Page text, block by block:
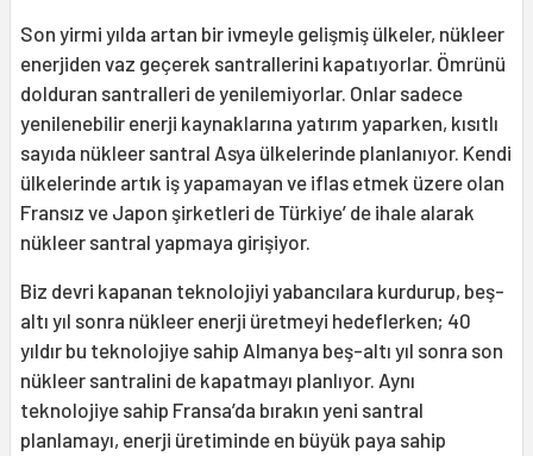
Son yirmi yılda artan bir ivmeyle gelişmiş ülkeler, nükleer
enerjiden vaz geçerek santrallerini kapatıyorlar. Ömrünü
dolduran santralleri de yenilemiyorlar. Onlar sadece
yenilenebilir enerji kaynaklarına yatırım yaparken, kısıtlı
sayıda nükleer santral Asya ülkelerinde planlanıyor. Kendi
ülkelerinde artık iş yapamayan ve iflas etmek üzere olan
Fransız ve Japon şirketleri de Türkiye’ de ihale alarak
nükleer santral yapmaya girişiyor.
Biz devri kapanan teknolojiyi yabancılara kurdurup, beş-
altı yıl sonra nükleer enerji üretmeyi hedeflerken; 40
yıldır bu teknolojiye sahip Almanya beş-altı yıl sonra son
nükleer santralini de kapatmayı planlıyor. Aynı
teknolojiye sahip Fransa’da bırakın yeni santral
planlamayı, enerji üretiminde en büyük paya sahip